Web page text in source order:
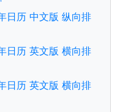
日历 中文版 纵向排
日历 英文版 横向排
日历 英文版 横向排